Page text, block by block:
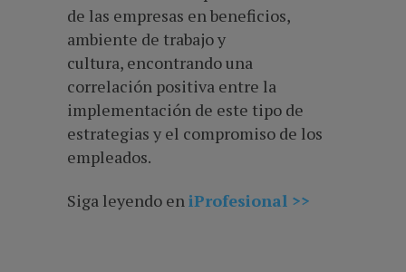
de las empresas en beneficios,
ambiente de trabajo y
cultura, encontrando una
correlación positiva entre la
implementación de este tipo de
estrategias y el compromiso de los
empleados.
Siga leyendo en iProfesional >>